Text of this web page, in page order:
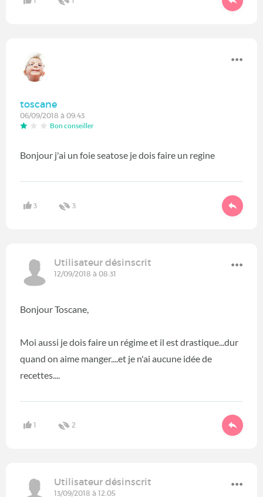
toscane
06/09/2018 à 09:43
Bon conseiller
Bonjour j'ai un foie seatose je dois faire un regine
3 3
Utilisateur désinscrit
12/09/2018 à 08:31
Bonjour Toscane,
Moi aussi je dois faire un régime et il est drastique...dur
quand on aime manger....et je n'ai aucune idée de
recettes....
1 2
Utilisateur désinscrit
13/09/2018 à 12:05